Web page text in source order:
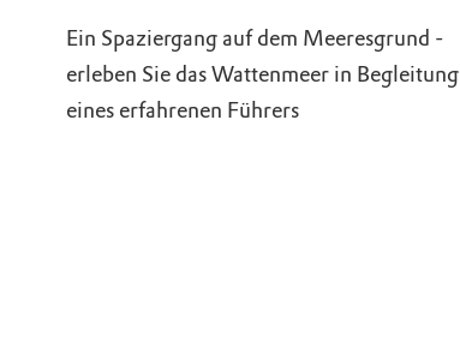
Ein Spaziergang auf dem Meeresgrund -
erleben Sie das Wattenmeer in Begleitung
eines erfahrenen Führers